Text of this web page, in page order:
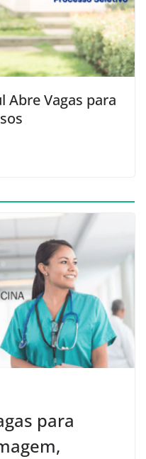
Abre Vagas para
para